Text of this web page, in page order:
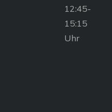
12:45-
15:15
Uhr